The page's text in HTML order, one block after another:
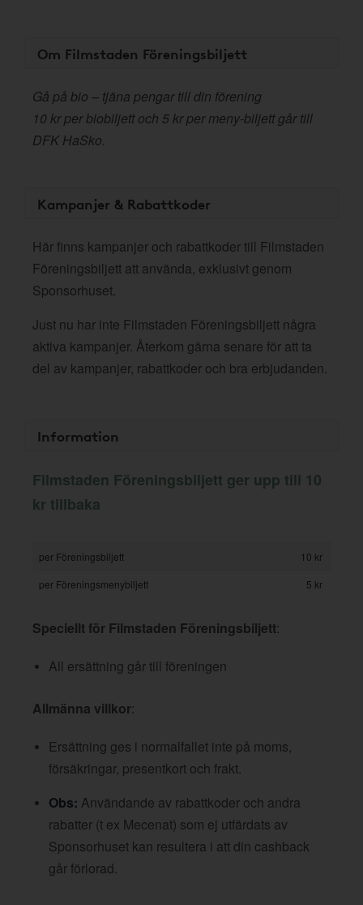
Om Filmstaden Föreningsbiljett
Gå på bio – tjäna pengar till din förening
10 kr per biobiljett och 5 kr per meny-biljett går till
DFK HaSko.
Kampanjer & Rabattkoder
Här finns kampanjer och rabattkoder till Filmstaden
Föreningsbiljett att använda, exklusivt genom
Sponsorhuset.
Just nu har inte Filmstaden Föreningsbiljett några
aktiva kampanjer. Återkom gärna senare för att ta
del av kampanjer, rabattkoder och bra erbjudanden.
Information
Filmstaden Föreningsbiljett ger upp till 10
kr tillbaka
per Föreningsbiljett
10 kr
per Föreningsmenybiljett
5 kr
Speciellt för Filmstaden Föreningsbiljett:
All ersättning går till föreningen
Allmänna villkor:
Ersättning ges i normalfallet inte på moms,
försäkringar, presentkort och frakt.
Obs: Användande av rabattkoder och andra
rabatter (t ex Mecenat) som ej utfärdats av
Sponsorhuset kan resultera i att din cashback
går förlorad.